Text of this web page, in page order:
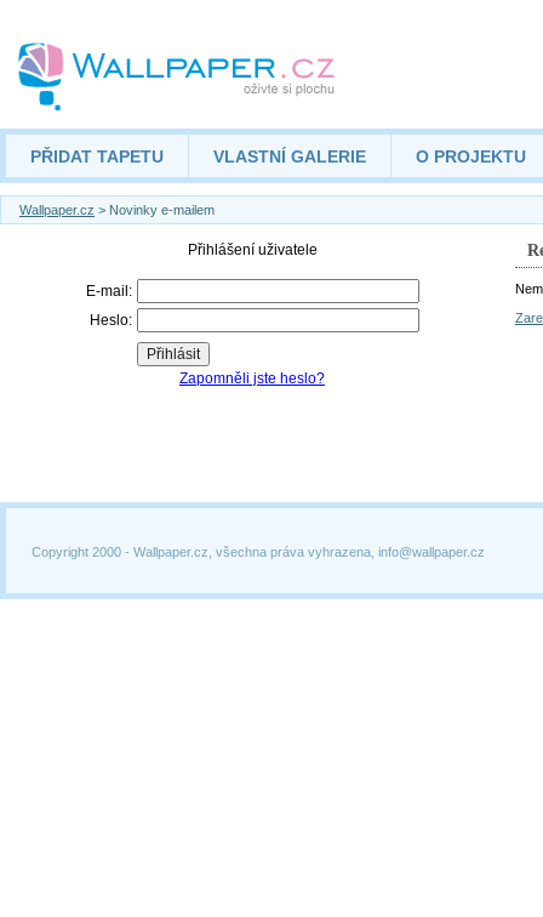
PŘIDAT TAPETU VLASTNÍ GALERIE O PROJEKTU
Wallpaper.cz > Novinky e-mailem
Copyright 2000 - Wallpaper.cz, všechna práva vyhrazena, info@wallpaper.cz